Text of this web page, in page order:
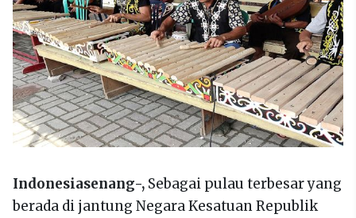
Indonesiasenang-, Sebagai pulau terbesar yang
berada di jantung Negara Kesatuan Republik